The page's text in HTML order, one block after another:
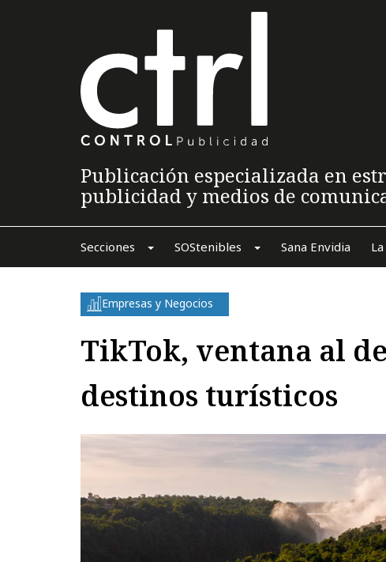
Publicación especializada en
publicidad y medios de
Secciones SOStenibles Sana Envidia
Empresas y Negocios
TikTok, ventana al
destinos turísticos